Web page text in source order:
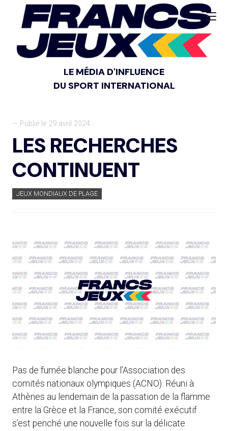
LE MÉDIA D'INFLUENCE
DU SPORT INTERNATIONAL
— Publié le 29 avril 2024
LES RECHERCHES
CONTINUENT
JEUX MONDIAUX DE PLAGE
Pas de fumée blanche pour l’Association des
comités nationaux olympiques (ACNO). Réuni à
Athènes au lendemain de la passation de la flamme
entre la Grèce et la France, son comité exécutif
s’est penché une nouvelle fois sur la délicate